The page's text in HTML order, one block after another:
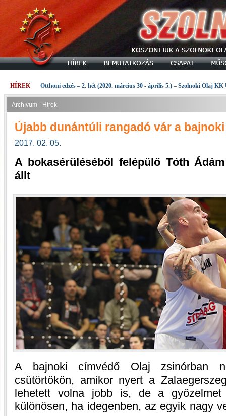
HÍREK Otthoni edzés – 2. hét (2020. március 30 - április 5.) – Szolnoki Olaj KK
Archívum - Hírek
Újabb dunántúli rangadó vár a
2017. 02. 05.
A bokasérüléséből felépülő Tóth
állt
A bajnoki címvédő Olaj zsinórban
csütörtökön, amikor nyert a
lehetett volna jobb is, de a győzelmet
különösen, ha idegenben, az egyik nagy